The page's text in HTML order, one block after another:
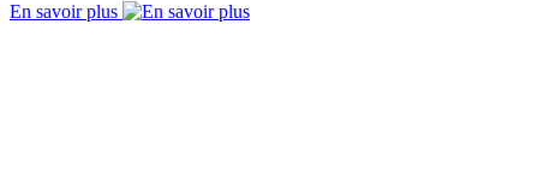
En savoir plus